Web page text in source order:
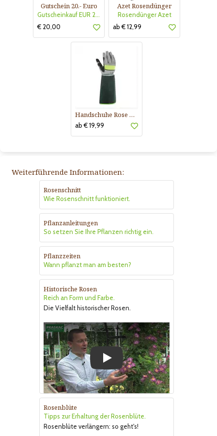
Gutschein 20.- Euro
Gutscheinkauf EUR 20.-
€ 20,00
Azet Rosendünger
Rosendünger Azet
ab € 12,99
Handschuhe Rose Buisson
ab € 19,99
Weiterführende Informationen:
Rosenschnitt
Wie Rosenschnitt funktioniert.
Pflanzanleitungen
So setzen Sie Ihre Pflanzen richtig ein.
Pflanzzeiten
Wann pflanzt man am besten?
Historische Rosen
Reich an Form und Farbe.
Die Vielfalt historischer Rosen.
Rosenblüte
Tipps zur Erhaltung der Rosenblüte.
Rosenblüte verlängern: so geht's!